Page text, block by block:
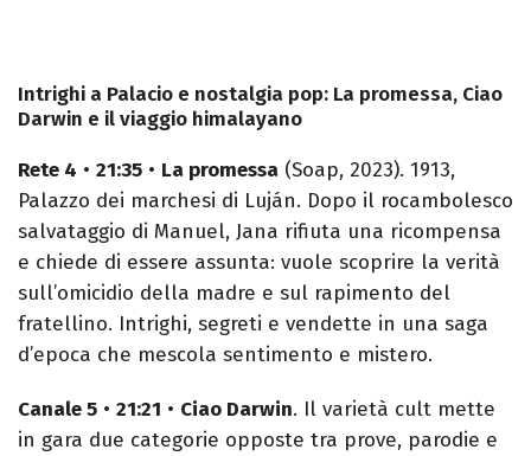
Intrighi a Palacio e nostalgia pop: La promessa, Ciao
Darwin e il viaggio himalayano
Rete 4 • 21:35 • La promessa (Soap, 2023). 1913,
Palazzo dei marchesi di Luján. Dopo il rocambolesco
salvataggio di Manuel, Jana rifiuta una ricompensa
e chiede di essere assunta: vuole scoprire la verità
sull’omicidio della madre e sul rapimento del
fratellino. Intrighi, segreti e vendette in una saga
d’epoca che mescola sentimento e mistero.
Canale 5 • 21:21 • Ciao Darwin. Il varietà cult mette
in gara due categorie opposte tra prove, parodie e